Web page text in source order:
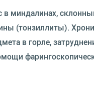
в миндалинах,
(тонзиллиты).
в горле,